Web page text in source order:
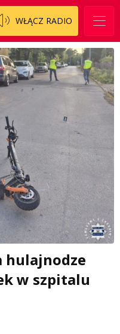
WŁĄCZ RADIO
hulajnodze
w szpitalu